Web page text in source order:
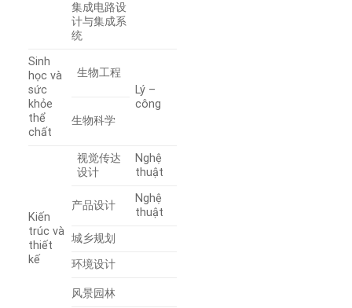
集成电路设
计与集成系
统
Sinh
học và
sức
khỏe
thể
chất
生物工程
Lý –
công
生物科学
Kiến
trúc và
thiết
kế
视觉传达
设计
Nghệ
thuật
产品设计
Nghệ
thuật
城乡规划
环境设计
风景园林